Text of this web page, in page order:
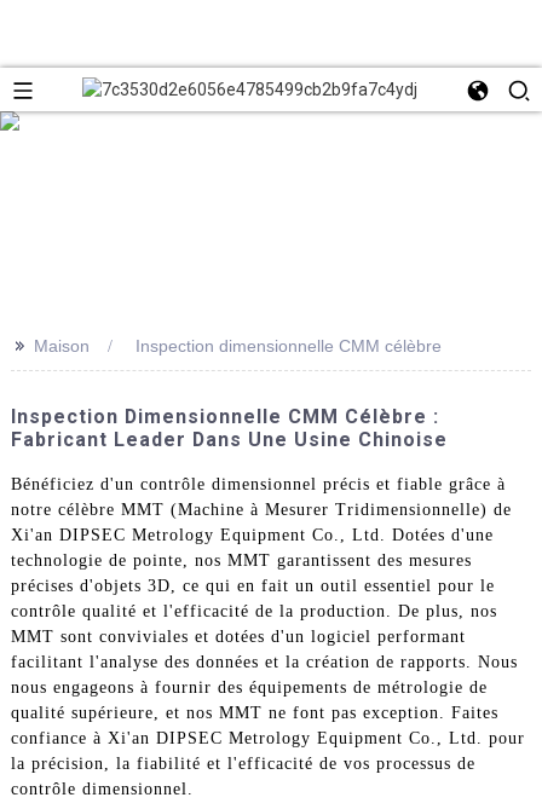
>> Maison Inspection dimensionnelle CMM célèbre
Inspection Dimensionnelle CMM Célèbre :
Fabricant Leader Dans Une Usine Chinoise
Bénéficiez d'un contrôle dimensionnel précis et fiable grâce à
notre célèbre MMT (Machine à Mesurer Tridimensionnelle) de
Xi'an DIPSEC Metrology Equipment Co., Ltd. Dotées d'une
technologie de pointe, nos MMT garantissent des mesures
précises d'objets 3D, ce qui en fait un outil essentiel pour le
contrôle qualité et l'efficacité de la production. De plus, nos
MMT sont conviviales et dotées d'un logiciel performant
facilitant l'analyse des données et la création de rapports. Nous
nous engageons à fournir des équipements de métrologie de
qualité supérieure, et nos MMT ne font pas exception. Faites
confiance à Xi'an DIPSEC Metrology Equipment Co., Ltd. pour
la précision, la fiabilité et l'efficacité de vos processus de
contrôle dimensionnel.